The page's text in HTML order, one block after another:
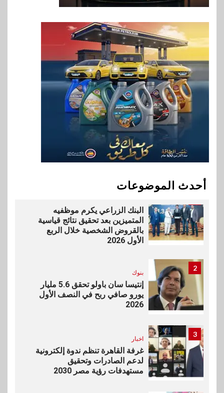
أحدث الموضوعات
إي اف چي فاينانس تستعرض
في سوق تحويلات المصريين
بالخارج
9
اخبار
بيان توضيحي صادر عن شركة
ناتجاس
سوق وصلة
vivo تشعل المنافسة في مصر
مع إطلاق Y500 المزود ببطارية
البنك الزراعي يكرم موظفيه
المتميزين بعد تحقيق نتائج قياسية
بالقروض الشخصية خلال الربع
الأول 2026
2
بنوك
إنتيسا سان باولو تحقق 5.6 مليار
يورو صافي ربح في النصف الأول
2026
3
اخبار
غرفة القاهرة تنظم ندوة إلكترونية
لدعم الصادرات وتحقيق
مستهدفات رؤية مصر 2030